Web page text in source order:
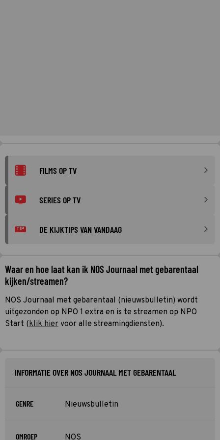
FILMS OP TV
SERIES OP TV
TIP DE KIJKTIPS VAN VANDAAG
Waar en hoe laat kan ik NOS Journaal met gebarentaal
kijken/streamen?
NOS Journaal met gebarentaal (nieuwsbulletin) wordt
uitgezonden op NPO 1 extra en is te streamen op NPO
Start (klik hier voor alle streamingdiensten).
INFORMATIE OVER NOS JOURNAAL MET GEBARENTAAL
GENRE Nieuwsbulletin
OMROEP NOS